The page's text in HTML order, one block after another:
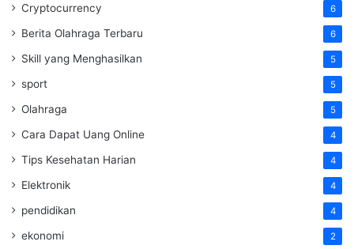
Cryptocurrency 6
Berita Olahraga Terbaru 6
Skill yang Menghasilkan 5
sport 5
Olahraga 5
Cara Dapat Uang Online 4
Tips Kesehatan Harian 4
Elektronik 4
pendidikan 4
ekonomi 2